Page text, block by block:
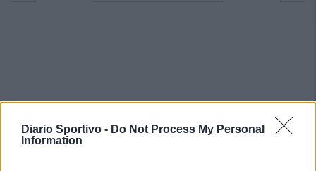
Diario Sportivo - Do Not Process My Personal
Information